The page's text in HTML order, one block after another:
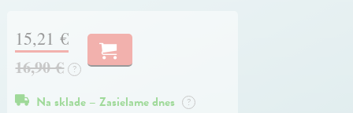
15,21 €
16,90 € ?
Na sklade – Zasielame dnes ?